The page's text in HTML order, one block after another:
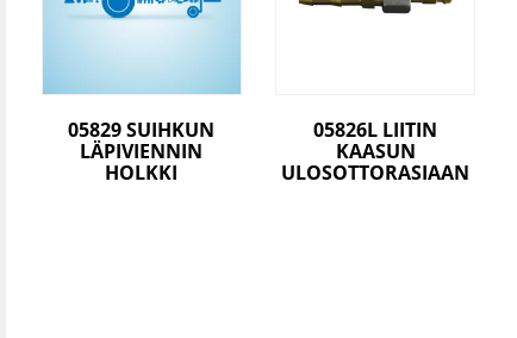
05829 SUIHKUN
LÄPIVIENNIN
HOLKKI
05826L LIITIN
KAASUN
ULOSOTTORASIAAN